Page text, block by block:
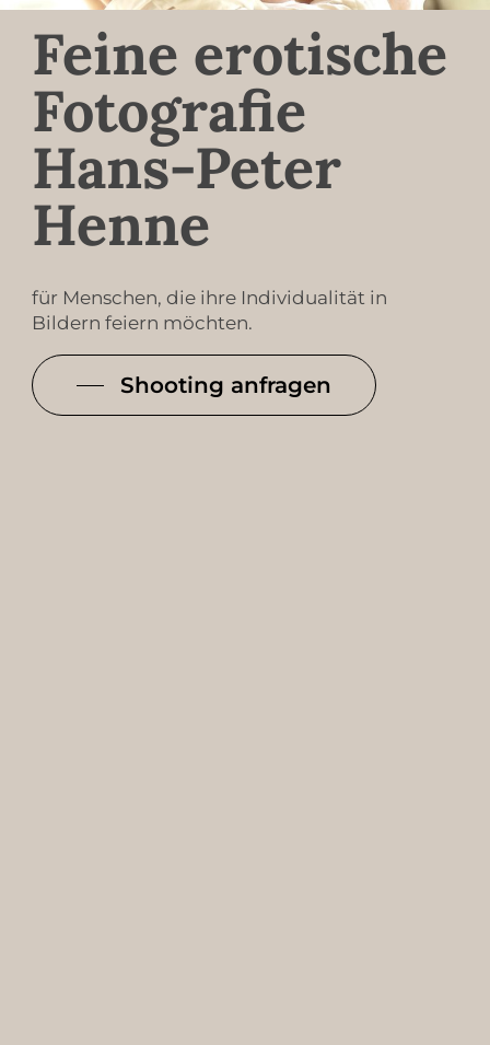
Feine erotische
Fotografie
Hans-Peter
Henne
für Menschen, die ihre Individualität in
Bildern feiern möchten.
Shooting anfragen